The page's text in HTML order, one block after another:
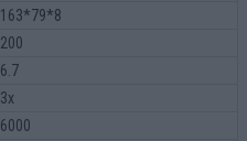
163*79*8
200
6.7
3x
6000